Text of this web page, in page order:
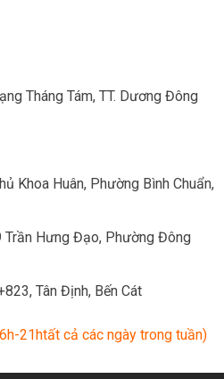
Tháng Tám, TT. Dương Đông
Khoa Huân, Phường Bình Chuẩn,
Trần Hưng Đạo, Phường Đông
Tân Định, Bến Cát
21htất cả các ngày trong tuần)